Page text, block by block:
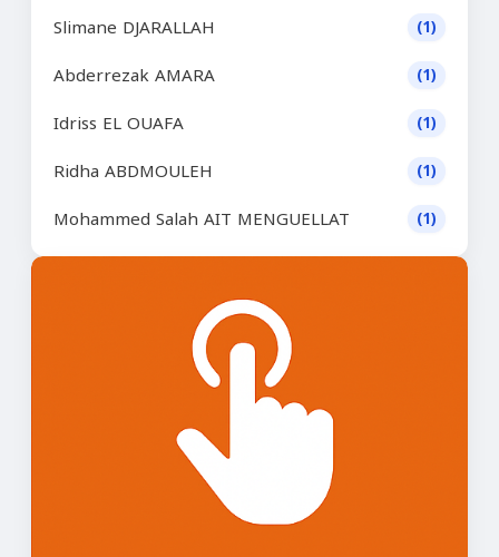
Slimane DJARALLAH (1)
Abderrezak AMARA (1)
Idriss EL OUAFA (1)
Ridha ABDMOULEH (1)
Mohammed Salah AIT MENGUELLAT (1)